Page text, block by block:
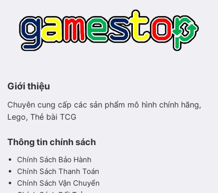
Giới thiệu
Chuyên cung cấp các sản phẩm mô hình chính hãng,
Lego, Thẻ bài TCG
Thông tin chính sách
Chính Sách Bảo Hành
Chính Sách Thanh Toán
Chính Sách Vận Chuyển